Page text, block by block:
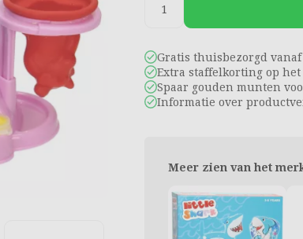
Gratis thuisbezorgd
Extra staffelkorting op
Spaar gouden munten
Informatie over
Meer zien van het